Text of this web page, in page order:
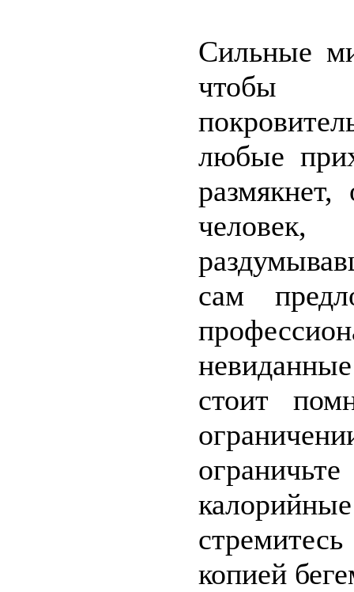
Сильные
чтобы
любые
сам
стоит
копией